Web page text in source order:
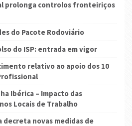
prolonga controlos fronteiriços
do Pacote Rodoviário
do ISP: entrada em vigor
relativo ao apoio dos 10
Ibérica – Impacto das
Locais de Trabalho
decreta novas medidas de